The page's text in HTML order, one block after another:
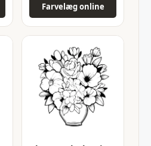
Farvelæg online